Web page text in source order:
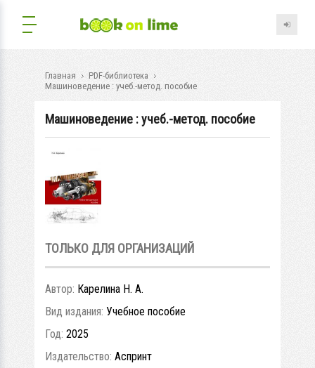
Главная
PDF-библиотека
Машиноведение : учеб.-метод. пособие
Машиноведение : учеб.-метод. пособие
ТОЛЬКО ДЛЯ ОРГАНИЗАЦИЙ
Автор: Карелина Н. А.
Вид издания: Учебное пособие
Год: 2025
Издательство: Аспринт